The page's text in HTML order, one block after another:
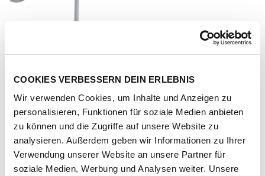
COOKIES VERBESSERN DEIN ERLEBNIS
Wir verwenden Cookies, um Inhalte und Anzeigen zu
personalisieren, Funktionen für soziale Medien anbieten
zu können und die Zugriffe auf unsere Website zu
analysieren. Außerdem geben wir Informationen zu Ihrer
Verwendung unserer Website an unsere Partner für
soziale Medien, Werbung und Analysen weiter. Unsere
Artikel-Nr.207705-1031-1001